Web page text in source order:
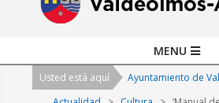
Navigation
MENU
Usted está aquí Ayuntamiento de